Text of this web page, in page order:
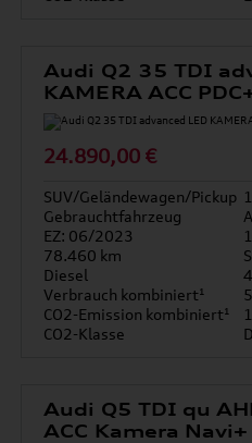
Audi Q2 35 TDI
KAMERA ACC
24.890,00 €
SUV/Geländewagen/Pickup
Gebrauchtfahrzeug
EZ: 06/2023
78.460 km
Diesel
Verbrauch kombiniert¹
CO2-Emission kombiniert¹
CO2-Klasse
D
Audi Q5 TDI qu
ACC Kamera